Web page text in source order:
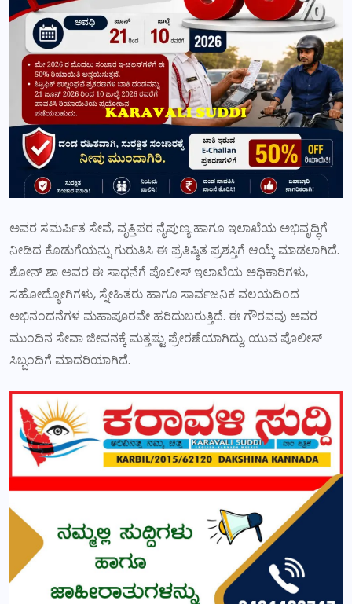
ಅವರ ಸಮರ್ಪಿತ ಸೇವೆ, ವೃತ್ತಿಪರ ನೈಪುಣ್ಯ ಹಾಗೂ ಇಲಾಖೆಯ ಅಭಿವೃದ್ಧಿಗೆ
ನೀಡಿದ ಕೊಡುಗೆಯನ್ನು ಗುರುತಿಸಿ ಈ ಪ್ರತಿಷ್ಠಿತ ಪ್ರಶಸ್ತಿಗೆ ಆಯ್ಕೆ ಮಾಡಲಾಗಿದೆ.
ಶೋನ್ ಶಾ ಅವರ ಈ ಸಾಧನೆಗೆ ಪೊಲೀಸ್ ಇಲಾಖೆಯ ಅಧಿಕಾರಿಗಳು,
ಸಹೋದ್ಯೋಗಿಗಳು, ಸ್ನೇಹಿತರು ಹಾಗೂ ಸಾರ್ವಜನಿಕ ವಲಯದಿಂದ
ಅಭಿನಂದನೆಗಳ ಮಹಾಪೂರವೇ ಹರಿದುಬರುತ್ತಿದೆ. ಈ ಗೌರವವು ಅವರ
ಮುಂದಿನ ಸೇವಾ ಜೀವನಕ್ಕೆ ಮತ್ತಷ್ಟು ಪ್ರೇರಣೆಯಾಗಿದ್ದು, ಯುವ ಪೊಲೀಸ್
ಸಿಬ್ಬಂದಿಗೆ ಮಾದರಿಯಾಗಿದೆ.